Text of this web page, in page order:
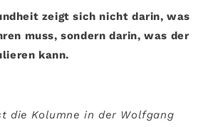
zeigt sich nicht darin, was
muss, sondern darin, was der
kann.
die Kolumne in der Wolfgang